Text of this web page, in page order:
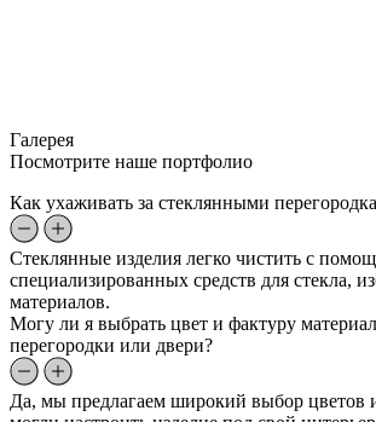
Галерея
Посмотрите наше портфолио
Как ухаживать за стеклянными
Стеклянные изделия легко чистить с
специализированных средств для стекла,
материалов.
Могу ли я выбрать цвет и фактуру
перегородки или двери?
Да, мы предлагаем широкий выбор цветов